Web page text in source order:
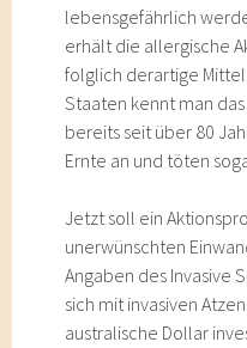
lebensgefährlich
erhält die allergische
folglich derartige
Staaten kennt man
bereits seit über 80
Ernte an und töten
Jetzt soll ein
unerwünschten
Angaben des Invasive
sich mit invasiven
australische Dollar